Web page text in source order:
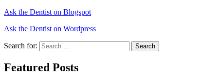
Ask the Dentist on Blogspot
Ask the Dentist on Wordpress
Search for: Search
Featured Posts